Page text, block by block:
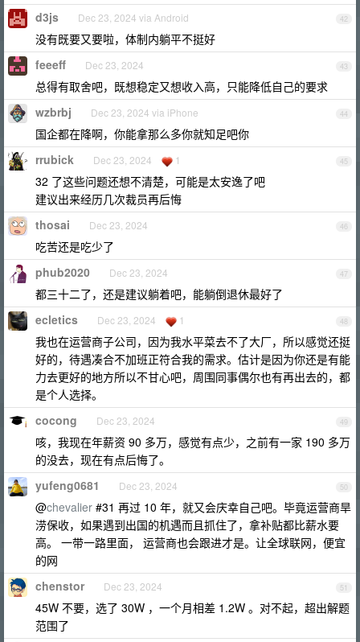
42
d3js Dec 23, 2024 via Android
没有既要又要啦，体制内躺平不挺好
43
feeeff Dec 23, 2024
总得有取舍吧，既想稳定又想收入高，只能降低自己的要求
44
wzbrbj Dec 23, 2024 via iPhone
国企都在降啊，你能拿那么多你就知足吧你
45
rrubick Dec 23, 2024 1
32 了这些问题还想不清楚，可能是太安逸了吧
建议出来经历几次裁员再后悔
46
thosai Dec 23, 2024
吃苦还是吃少了
47
phub2020 Dec 23, 2024
都三十二了，还是建议躺着吧，能躺倒退休最好了
48
ecletics Dec 23, 2024 1
我也在运营商子公司，因为我水平菜去不了大厂，所以感觉还挺
好的，待遇凑合不加班正符合我的需求。估计是因为你还是有能
力去更好的地方所以不甘心吧，周围同事偶尔也有再出去的，都
是个人选择。
49
cocong Dec 23, 2024
咳，我现在年薪资 90 多万，感觉有点少，之前有一家 190 多万
的没去，现在有点后悔了。
50
yufeng0681 Dec 23, 2024
@chevalier #31 再过 10 年，就又会庆幸自己吧。毕竟运营商旱
涝保收，如果遇到出国的机遇而且抓住了，拿补贴都比薪水要
高。 一带一路里面， 运营商也会跟进才是。让全球联网，便宜
的网
51
chenstor Dec 23, 2024
45W 不要，选了 30W ，一个月相差 1.2W 。对不起，超出解题
范围了